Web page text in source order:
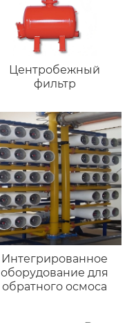
Центробежный
фильтр
Интегрированное
оборудование для
обратного осмоса